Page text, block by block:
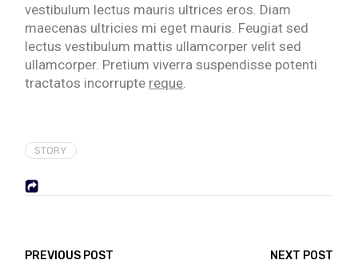
vestibulum lectus mauris ultrices eros. Diam
maecenas ultricies mi eget mauris. Feugiat sed
lectus vestibulum mattis ullamcorper velit sed
ullamcorper. Pretium viverra suspendisse potenti
tractatos incorrupte reque
STORY
PREVIOUS POST NEXT POST